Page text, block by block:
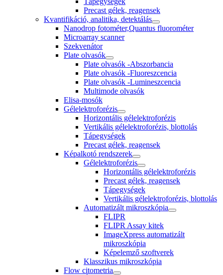
Precast gélek, reagensek
Kvantifikáció, analitika, detektálás
Nanodrop fotométer,Quantus fluorométer
Microarray scanner
Szekvenátor
Plate olvasók
Plate olvasók -Abszorbancia
Plate olvasók -Fluoreszcencia
Plate olvasók -Lumineszcencia
Multimode olvasók
Elisa-mosók
Gélelektroforézis
Horizontális gélelektroforézis
Vertikális gélelektroforézis, blottolás
Tápegységek
Precast gélek, reagensek
Képalkotó rendszerek
Gélelektroforézis
Horizontális gélelektroforézis
Precast gélek, reagensek
Tápegységek
Vertikális gélelektroforézis, blottolás
Automatizált mikroszkópia
FLIPR
FLIPR Assay kitek
ImageXpress automatizált
mikroszkópia
Képelemző szoftverek
Klasszikus mikroszkópia
Flow citometria